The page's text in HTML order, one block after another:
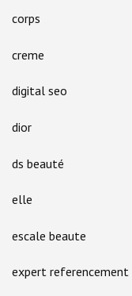
corps
creme
digital seo
dior
ds beauté
elle
escale beaute
expert referencement